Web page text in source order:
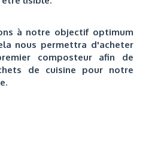
à notre objectif optimum
nous permettra d'acheter
composteur afin de
de cuisine pour notre